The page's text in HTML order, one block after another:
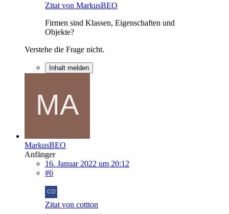
Zitat von MarkusBEO
Firmen sind Klassen, Eigenschaften und
Objekte?
Verstehe die Frage nicht.
Inhalt melden
MarkusBEO
Anfänger
16. Januar 2022 um 20:12
#6
Zitat von cottton